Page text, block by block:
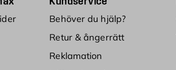
Behöver du hjälp?
Retur & ångerrätt
Reklamation